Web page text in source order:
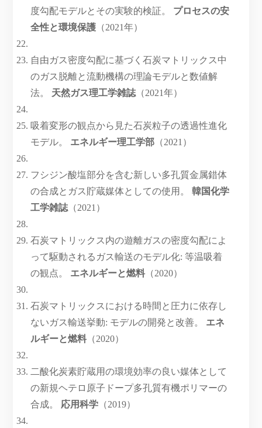
度勾配モデルとその実験的検証。 プロセスの安
全性と環境保護 （2021年）
自由ガス密度勾配に基づく石炭​​マトリックス中
のガス脱離と流動機構の理論モデルと数値解
法。 天然ガス理工学雑誌 （2021年）
吸着変形の観点から見た石炭粒子の透過性進化
モデル。 エネルギー理工学部 （2021）
フシジン酸塩部分を含む新しい多孔質金属錯体
の合成とガス貯蔵媒体としての使用。韓国化学
工学雑誌 （2021）
石炭マトリックス内の遊離ガスの密度勾配によ
って駆動されるガス輸送のモデル化: 等温吸着
の観点。 エネルギーと燃料 （2020）
石炭マトリックスにおける時間と圧力に依存し
ないガス輸送挙動: モデルの開発と改善。 エネ
ルギーと燃料 （2020）
二酸化炭素貯蔵用の環境効率の良い媒体として
の新規ヘテロ原子ドープ多孔質有機ポリマーの
合成。 応用科学 （2019）